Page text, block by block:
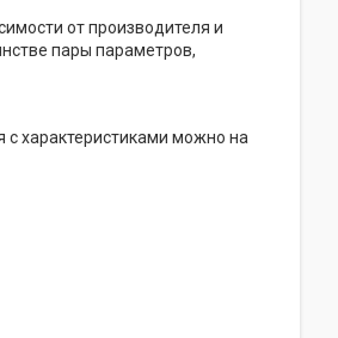
от производителя и
пары параметров,
с характеристиками можно на